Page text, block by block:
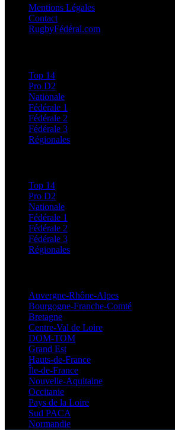
Mentions Légales
Contact
RugbyFédéral.com
Top 14
Pro D2
Nationale
Fédérale 1
Fédérale 2
Fédérale 3
Régionales
Top 14
Pro D2
Nationale
Fédérale 1
Fédérale 2
Fédérale 3
Régionales
Auvergne-Rhône-Alpes
Bourgogne-Franche-Comté
Bretagne
Centre-Val de Loire
DOM-TOM
Grand Est
Hauts-de-France
Île-de-France
Nouvelle-Aquitaine
Occitanie
Pays de la Loire
Sud PACA
Normandie